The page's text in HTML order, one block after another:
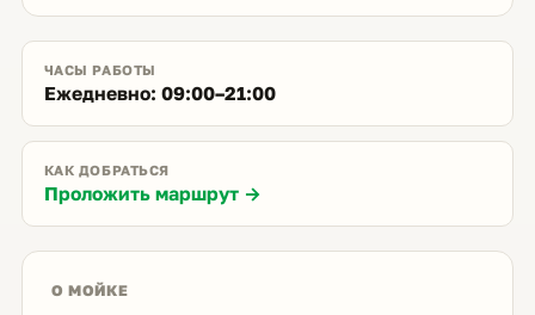
ЧАСЫ РАБОТЫ
Ежедневно: 09:00–21:00
КАК ДОБРАТЬСЯ
Проложить маршрут →
О МОЙКЕ